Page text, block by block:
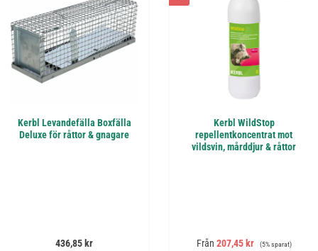
Kerbl Levandefälla Boxfälla
Deluxe för råttor & gnagare
Ordinarie pris:
436,85 kr
Kerbl WildStop
repellentkoncentrat mot
vildsvin, mårddjur & råttor
Försäljningspris:
Från 207,45 kr Ordinarie pris:
(5% sparat)